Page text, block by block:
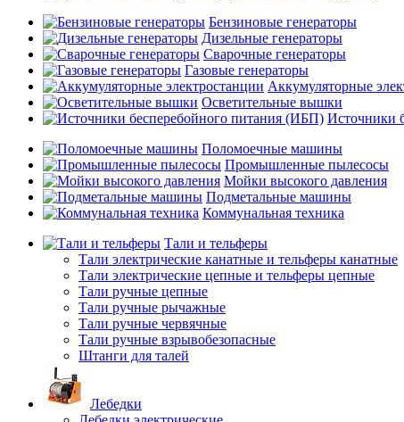
Бензиновые генераторы
Дизельные генераторы
Сварочные генераторы
Газовые генераторы
Аккумуляторные
Осветительные вышки
Источники
Поломоечные машины
Промышленные пылесосы
Мойки высокого давления
Подметальные машины
Коммунальная техника
Тали и тельферы
Тали электрические канатные и тельферы канатные
Тали электрические цепные и тельферы цепные
Тали ручные цепные
Тали ручные рычажные
Тали ручные червячные
Тали ручные взрывобезопасные
Штанги для талей
Лебедки